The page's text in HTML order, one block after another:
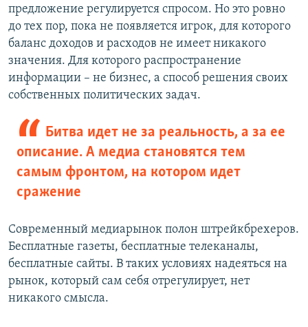
предложение регулируется спросом. Но это ровно
до тех пор, пока не появляется игрок, для которого
баланс доходов и расходов не имеет никакого
значения. Для которого распространение
информации – не бизнес, а способ решения своих
собственных политических задач.
Битва идет не за реальность, а за ее
описание. А медиа становятся тем
самым фронтом, на котором идет
сражение
Современный медиарынок полон штрейкбрехеров.
Бесплатные газеты, бесплатные телеканалы,
бесплатные сайты. В таких условиях надеяться на
рынок, который сам себя отрегулирует, нет
никакого смысла.